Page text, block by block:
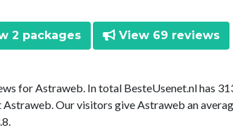
2 packages View 69 reviews
for Astraweb. In total BesteUsenet.nl has
Our visitors give Astraweb an